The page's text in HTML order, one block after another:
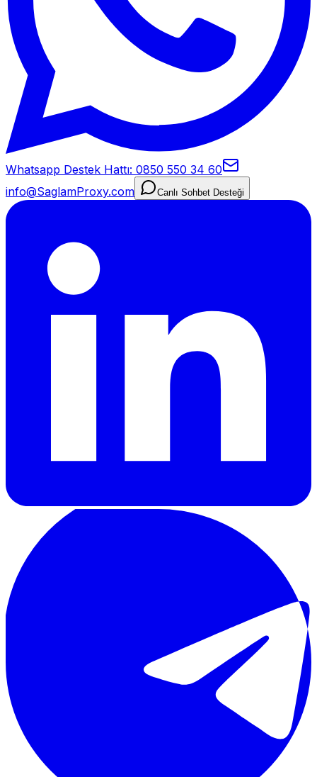
Whatsapp Destek Hattı: 0850 550 34 60
info@SaglamProxy.com
Canlı Sohbet Desteği